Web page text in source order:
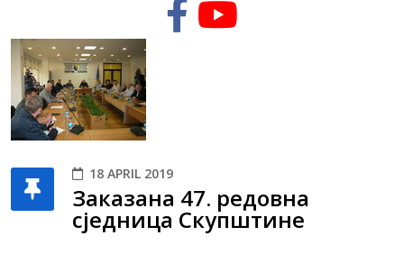
18 APRIL 2019
Заказана 47. редовна
сједница Скупштине